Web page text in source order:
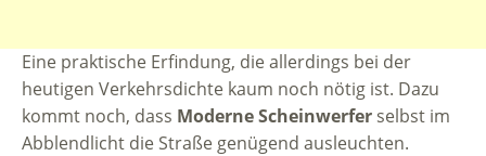
Eine praktische Erfindung, die allerdings bei der
heutigen Verkehrsdichte kaum noch nötig ist. Dazu
kommt noch, dass Moderne Scheinwerfer selbst im
Abblendlicht die Straße genügend ausleuchten.